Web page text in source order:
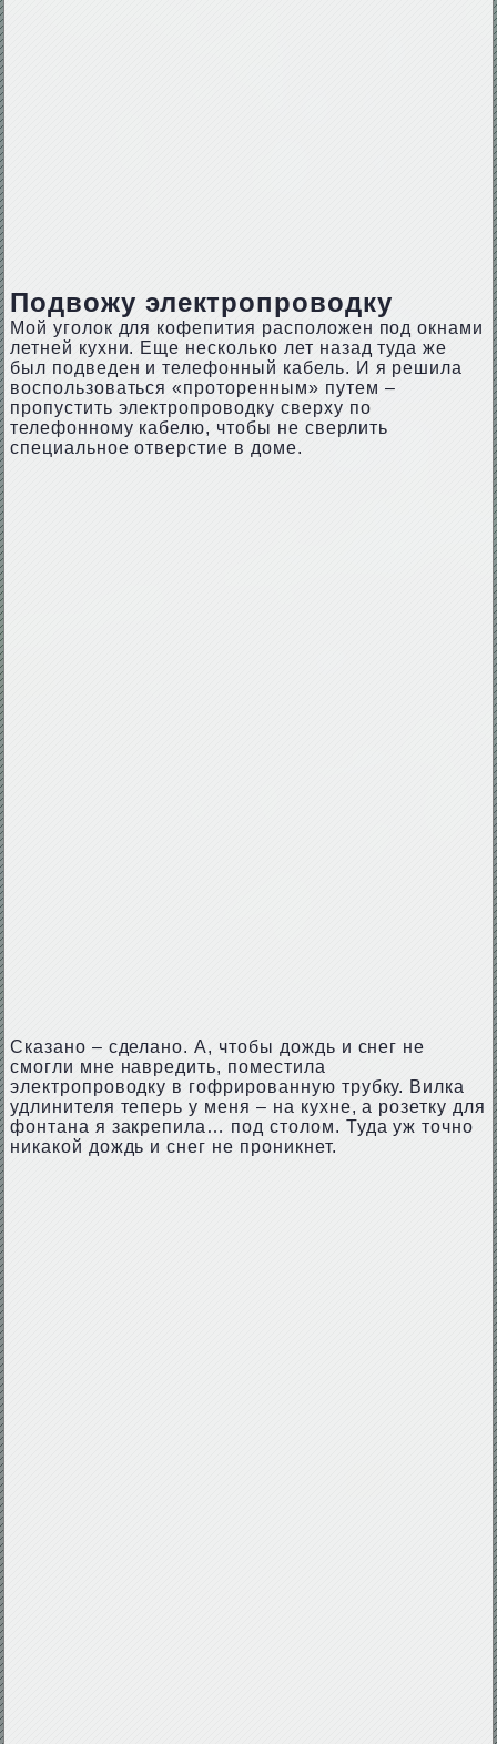
Подвожу электропроводку
Мой уголок для кофепития расположен под окнами
летней кухни. Еще несколько лет назад туда же
был подведен и телефонный кабель. И я решила
воспользоваться «проторенным» путем –
пропустить электропроводку сверху по
телефонному кабелю, чтобы не сверлить
специальное отверстие в доме.
Сказано – сделано. А, чтобы дождь и снег не
смогли мне навредить, поместила
электропроводку в гофрированную трубку. Вилка
удлинителя теперь у меня – на кухне, а розетку для
фонтана я закрепила… под столом. Туда уж точно
никакой дождь и снег не проникнет.